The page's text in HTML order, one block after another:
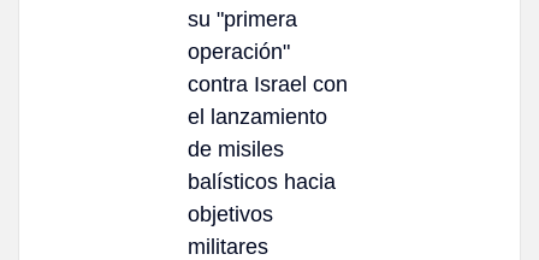
su "primera
operación"
contra Israel con
el lanzamiento
de misiles
balísticos hacia
objetivos
militares